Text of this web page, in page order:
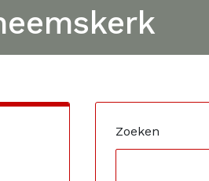
Zoeken